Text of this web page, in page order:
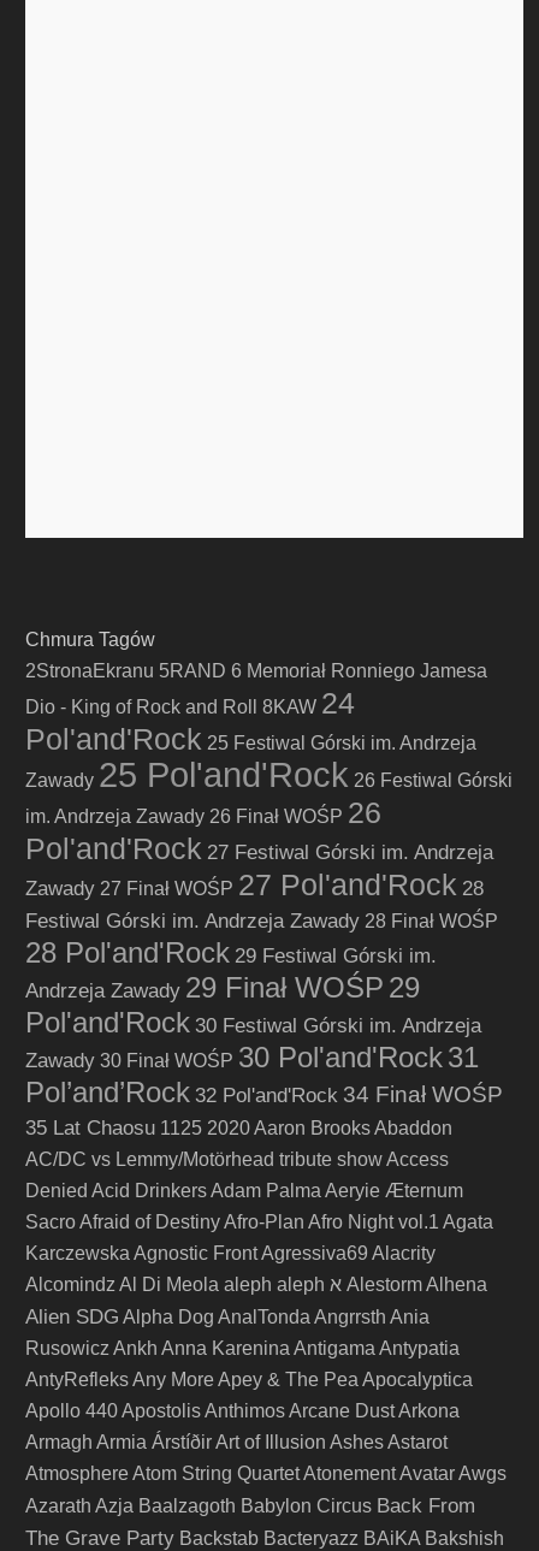
Chmura Tagów
2StronaEkranu 5RAND 6 Memoriał Ronniego Jamesa
Dio - King of Rock and Roll
8KAW 24
Pol'and'Rock 25 Festiwal Górski im. Andrzeja
Zawady 25 Pol'and'Rock 26 Festiwal Górski
im. Andrzeja Zawady 26 Finał WOŚP 26
Pol'and'Rock 27 Festiwal Górski im. Andrzeja
Zawady 27 Finał WOŚP 27 Pol'and'Rock 28
Festiwal Górski im. Andrzeja Zawady 28 Finał WOŚP
28 Pol'and'Rock 29 Festiwal Górski im.
Andrzeja Zawady 29 Finał WOŚP 29
Pol'and'Rock 30 Festiwal Górski im. Andrzeja
Zawady 30 Finał WOŚP 30 Pol'and'Rock31
Pol’and’Rock 32 Pol'and'Rock 34 Finał WOŚP
35 Lat Chaosu 1125 2020Aaron BrooksAbaddon
AC/DC vs Lemmy/Motörhead tribute showAccess
Denied Acid DrinkersAdam Palma Aeryie Æternum
SacroAfraid of DestinyAfro-Plan Afro Night vol.1 Agata
Karczewska Agnostic FrontAgressiva69 Alacrity
Alcomindz Al Di Meola aleph aleph א AlestormAlhena
Alien SDG Alpha Dog AnalTonda Angrrsth Ania
Rusowicz Ankh Anna Karenina Antigama Antypatia
AntyRefleksAny MoreApey & The Pea Apocalyptica
Apollo 440Apostolis AnthimosArcane DustArkona
Armagh Armia ÁrstíðirArt of Illusion AshesAstarot
AtmosphereAtom String QuartetAtonementAvatarAwgs
Azarath Azja Baalzagoth Babylon Circus Back From
The Grave Party Backstab Bacteryazz BAiKA Bakshish